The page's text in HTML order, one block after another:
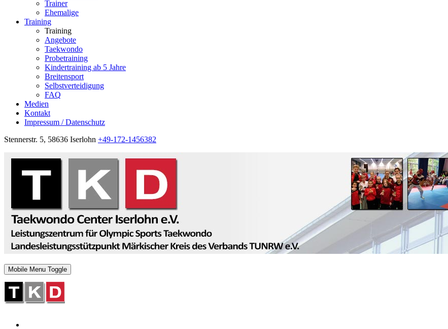
Trainer
Ehemalige
Training
Training
Angebote
Taekwondo
Probetraining
Kindertraining ab 5 Jahre
Breitensport
Selbstverteidigung
FAQ
Medien
Kontakt
Impressum / Datenschutz
Stennerstr. 5, 58636 Iserlohn +49-172-1456382
Mobile Menu Toggle